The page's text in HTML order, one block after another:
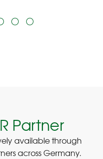
Partner
available through
across Germany.